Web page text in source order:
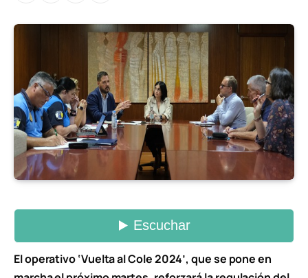
El operativo ‘Vuelta al Cole 2024’, que se pone en